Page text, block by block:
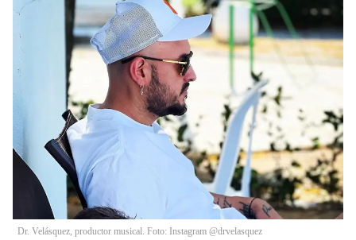
Dr. Velásquez, productor musical. Foto: Instagram @drvelasquez